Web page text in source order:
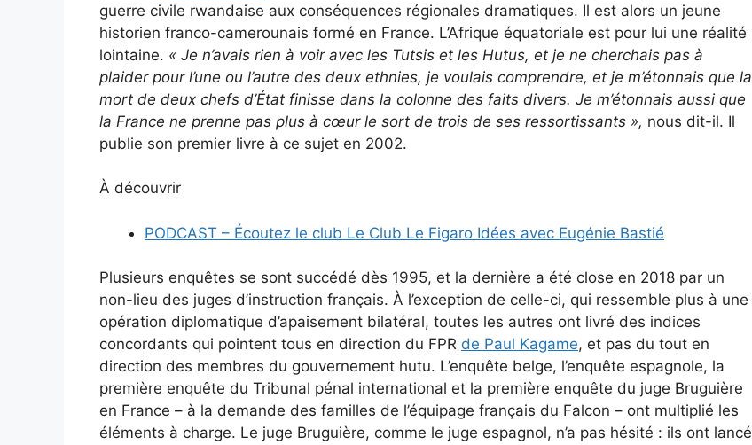
guerre civile rwandaise aux conséquences régionales dramatiques. Il est alors un jeune
historien franco-camerounais formé en France. L’Afrique équatoriale est pour lui une réalité
lointaine. « Je n’avais rien à voir avec les Tutsis et les Hutus, et je ne cherchais pas à
plaider pour l’une ou l’autre des deux ethnies, je voulais comprendre, et je m’étonnais que la
mort de deux chefs d’État finisse dans la colonne des faits divers. Je m’étonnais aussi que
la France ne prenne pas plus à cœur le sort de trois de ses ressortissants », nous dit-il. Il
publie son premier livre à ce sujet en 2002.
À découvrir
PODCAST – Écoutez le club Le Club Le Figaro Idées avec Eugénie Bastié
Plusieurs enquêtes se sont succédé dès 1995, et la dernière a été close en 2018 par un
non-lieu des juges d’instruction français. À l’exception de celle-ci, qui ressemble plus à une
opération diplomatique d’apaisement bilatéral, toutes les autres ont livré des indices
concordants qui pointent tous en direction du FPR de Paul Kagame, et pas du tout en
direction des membres du gouvernement hutu. L’enquête belge, l’enquête espagnole, la
première enquête du Tribunal pénal international et la première enquête du juge Bruguière
en France – à la demande des familles de l’équipage français du Falcon – ont multiplié les
éléments à charge. Le juge Bruguière, comme le juge espagnol, n’a pas hésité : ils ont lancé